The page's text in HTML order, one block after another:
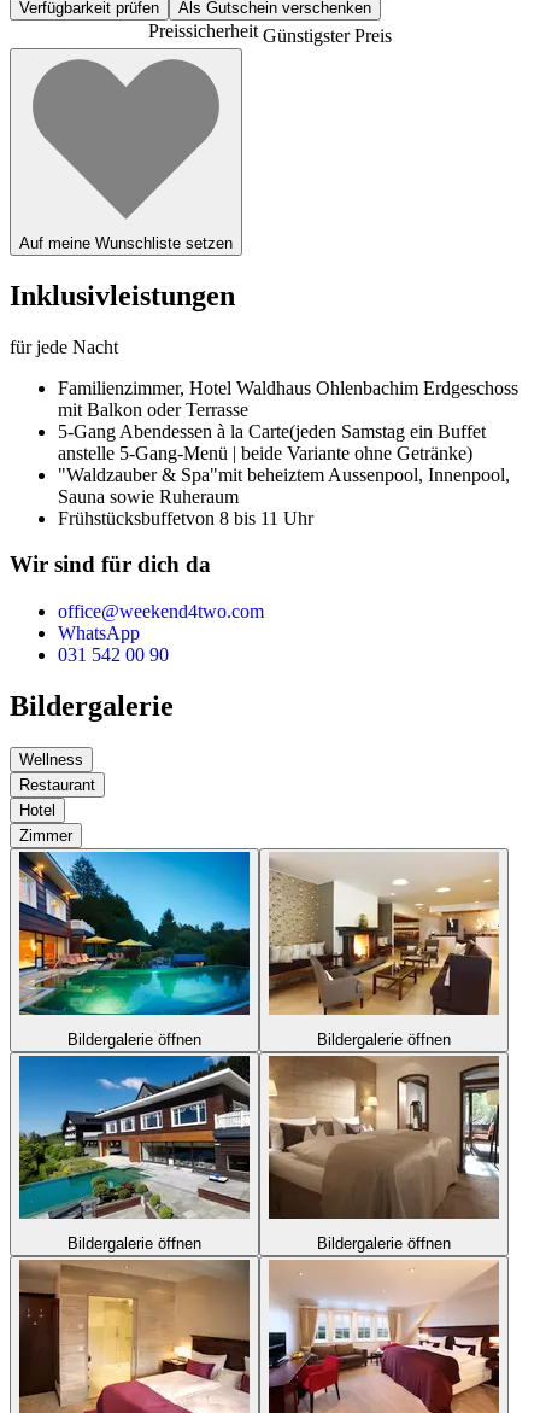
Verfügbarkeit prüfen Als Gutschein verschenken
PreissicherheitGünstigster Preis
Auf meine Wunschliste setzen
Inklusivleistungen
für jede Nacht
Familienzimmer, Hotel Waldhaus Ohlenbachim Erdgeschoss
mit Balkon oder Terrasse
5-Gang Abendessen à la Carte(jeden Samstag ein Buffet
anstelle 5-Gang-Menü | beide Variante ohne Getränke)
"Waldzauber & Spa"mit beheiztem Aussenpool, Innenpool,
Sauna sowie Ruheraum
Frühstücksbuffetvon 8 bis 11 Uhr
Wir sind für dich da
office@weekend4two.com
WhatsApp
031 542 00 90
Bildergalerie
Wellness
Restaurant
Hotel
Zimmer
Bildergalerie öffnen Bildergalerie öffnen
Bildergalerie öffnen Bildergalerie öffnen